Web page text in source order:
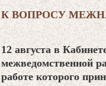
К ВОПРОСУ
12 августа в
межведомственной
работе которого